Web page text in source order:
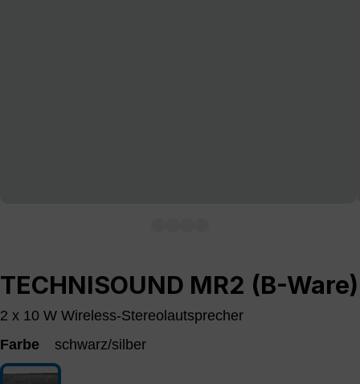
TECHNISOUND MR2 (B-Ware)
2 x 10 W Wireless-Stereolautsprecher
Farbe
schwarz/silber